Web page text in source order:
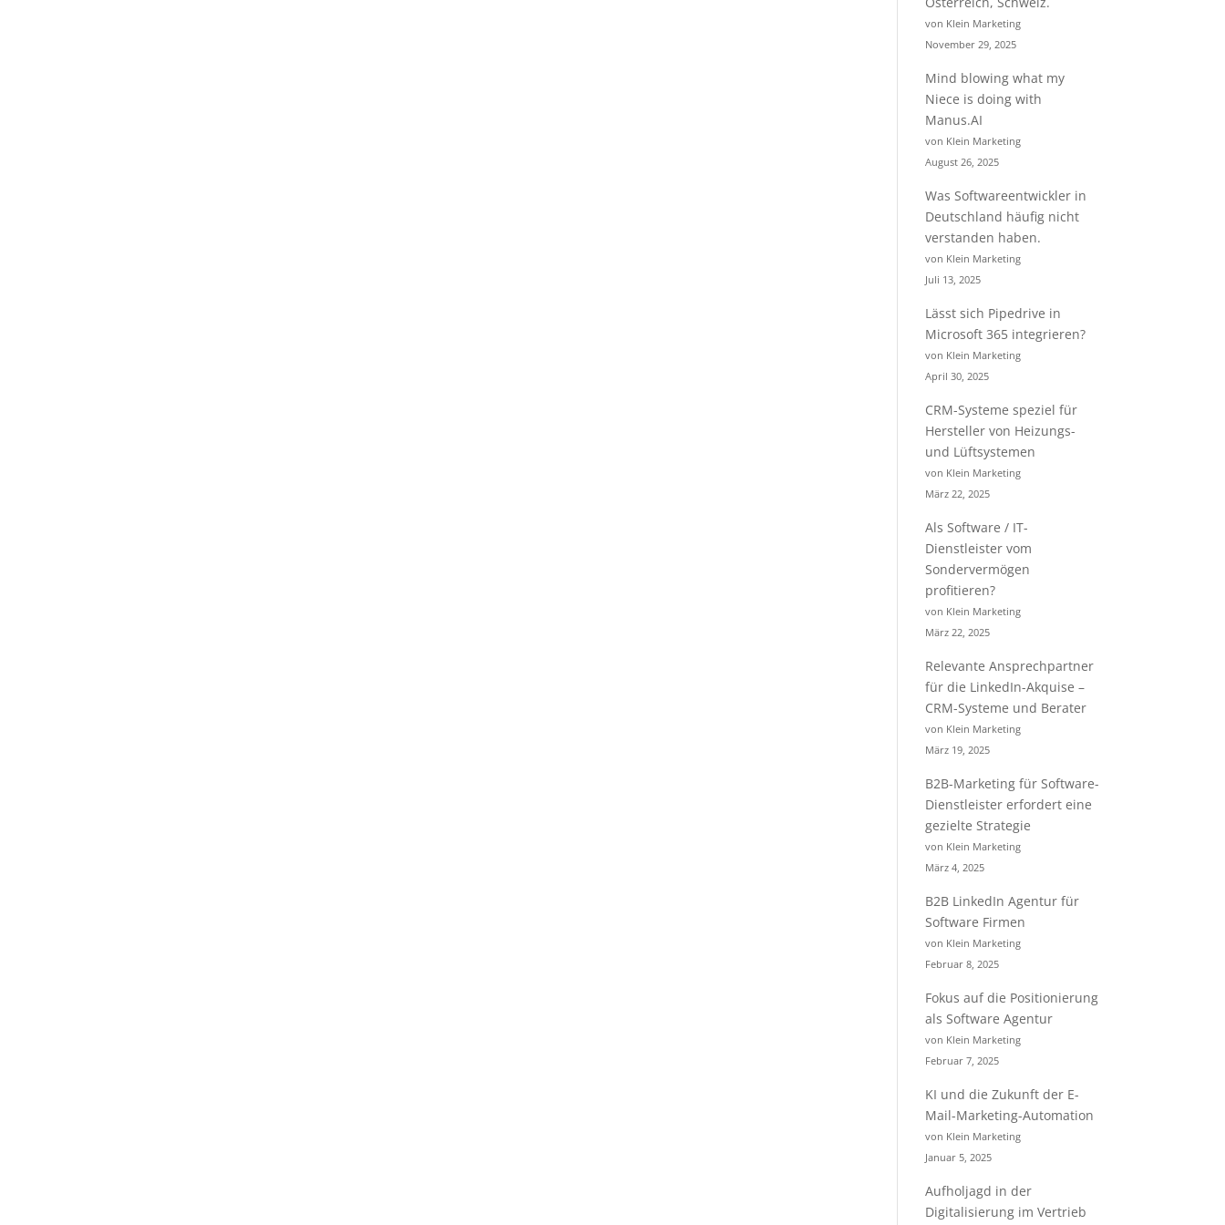
von Klein Marketing
November 29, 2025
Mind blowing what my
Niece is doing with
Manus.AI
von Klein Marketing
August 26, 2025
Was Softwareentwickler in
Deutschland häufig nicht
verstanden haben.
von Klein Marketing
Juli 13, 2025
Lässt sich Pipedrive in
Microsoft 365 integrieren?
von Klein Marketing
April 30, 2025
CRM-Systeme speziel für
Hersteller von Heizungs-
und Lüftsystemen
von Klein Marketing
März 22, 2025
Als Software / IT-
Dienstleister vom
Sondervermögen
profitieren?
von Klein Marketing
März 22, 2025
Relevante Ansprechpartner
für die LinkedIn-Akquise –
CRM-Systeme und Berater
von Klein Marketing
März 19, 2025
B2B-Marketing für Software-
Dienstleister erfordert eine
gezielte Strategie
von Klein Marketing
März 4, 2025
B2B LinkedIn Agentur für
Software Firmen
von Klein Marketing
Februar 8, 2025
Fokus auf die Positionierung
als Software Agentur
von Klein Marketing
Februar 7, 2025
KI und die Zukunft der E-
Mail-Marketing-Automation
von Klein Marketing
Januar 5, 2025
Aufholjagd in der
Digitalisierung im Vertrieb